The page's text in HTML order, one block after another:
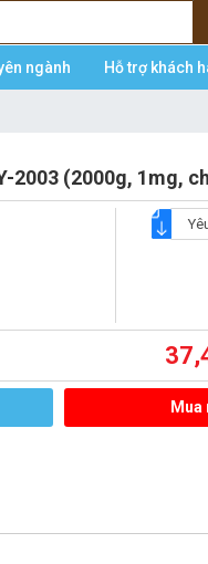
ngành Hỗ trợ khách
2003 (2000g, 1mg,
Mua